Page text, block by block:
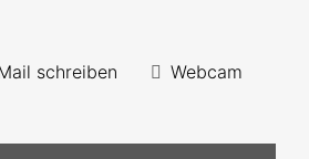
schreiben Webcam